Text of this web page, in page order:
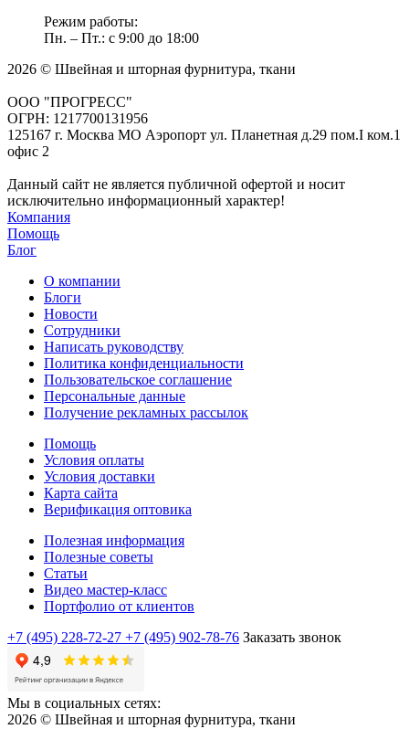
Режим работы:
Пн. – Пт.: с 9:00 до 18:00
2026 © Швейная и шторная фурнитура, ткани
ООО "ПРОГРЕСС"
ОГРН: 1217700131956
125167 г. Москва МО Аэропорт ул. Планетная д.29 пом.I ком.1
офис 2
Данный сайт не является публичной офертой и носит
исключительно информационный характер!
Компания
Помощь
Блог
О компании
Блоги
Новости
Сотрудники
Написать руководству
Политика конфиденциальности
Пользовательское соглашение
Персональные данные
Получение рекламных рассылок
Помощь
Условия оплаты
Условия доставки
Карта сайта
Верификация оптовика
Полезная информация
Полезные советы
Статьи
Видео мастер-класс
Портфолио от клиентов
+7 (495) 228-72-27 +7 (495) 902-78-76 Заказать звонок
Мы в социальных сетях:
2026 © Швейная и шторная фурнитура, ткани